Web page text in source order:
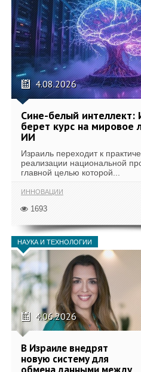
4.08.2026
Сине-белый интеллект:
берет курс на мировое
ИИ
Израиль переходит к
реализации национальной
главной целью которой...
ИННОВАЦИИ
1693
НАУКА И ТЕХНОЛОГИИ
4.06.2026
В Израиле внедрят
новую систему для
обмена данными между